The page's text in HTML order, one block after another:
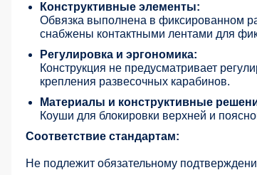
Конструктивные элементы:
Обвязка выполнена в фиксированном
снабжены контактными лентами для
Регулировка и эргономика:
Конструкция не предусматривает
крепления развесочных карабинов.
Материалы и конструктивные
Коуши для блокировки верхней и
Соответствие стандартам:
Не подлежит обязательному